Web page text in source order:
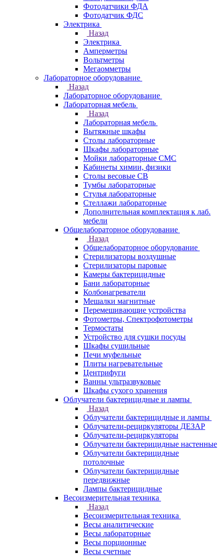
Фотодатчики ФДА
Фотодатчик ФДС
Электрика
Назад
Электрика
Амперметры
Вольтметры
Мегаомметры
Лабораторное оборудование
Назад
Лабораторное оборудование
Лабораторная мебель
Назад
Лабораторная мебель
Вытяжные шкафы
Столы лабораторные
Шкафы лабораторные
Мойки лабораторные СМС
Кабинеты химии, физики
Столы весовые СВ
Тумбы лабораторные
Стулья лабораторные
Стеллажи лабораторные
Дополнительная комплектация к лаб.
мебели
Общелабораторное оборудование
Назад
Общелабораторное оборудование
Стерилизаторы воздушные
Стерилизаторы паровые
Камеры бактерицидные
Бани лабораторные
Колбонагреватели
Мешалки магнитные
Перемешивающие устройства
Фотометры, Спектрофотометры
Термостаты
Устройство для сушки посуды
Шкафы сушильные
Печи муфельные
Плиты нагревательные
Центрифуги
Ванны ультразвуковые
Шкафы сухого хранения
Облучатели бактерицидные и лампы
Назад
Облучатели бактерицидные и лампы
Облучатели-рециркуляторы ДЕЗАР
Облучатели-рециркуляторы
Облучатели бактерицидные настенные
Облучатели бактерицидные
потолочные
Облучатели бактерицидные
передвижные
Лампы бактерицидные
Весоизмерительная техника
Назад
Весоизмерительная техника
Весы аналитические
Весы лабораторные
Весы порционные
Весы счетные